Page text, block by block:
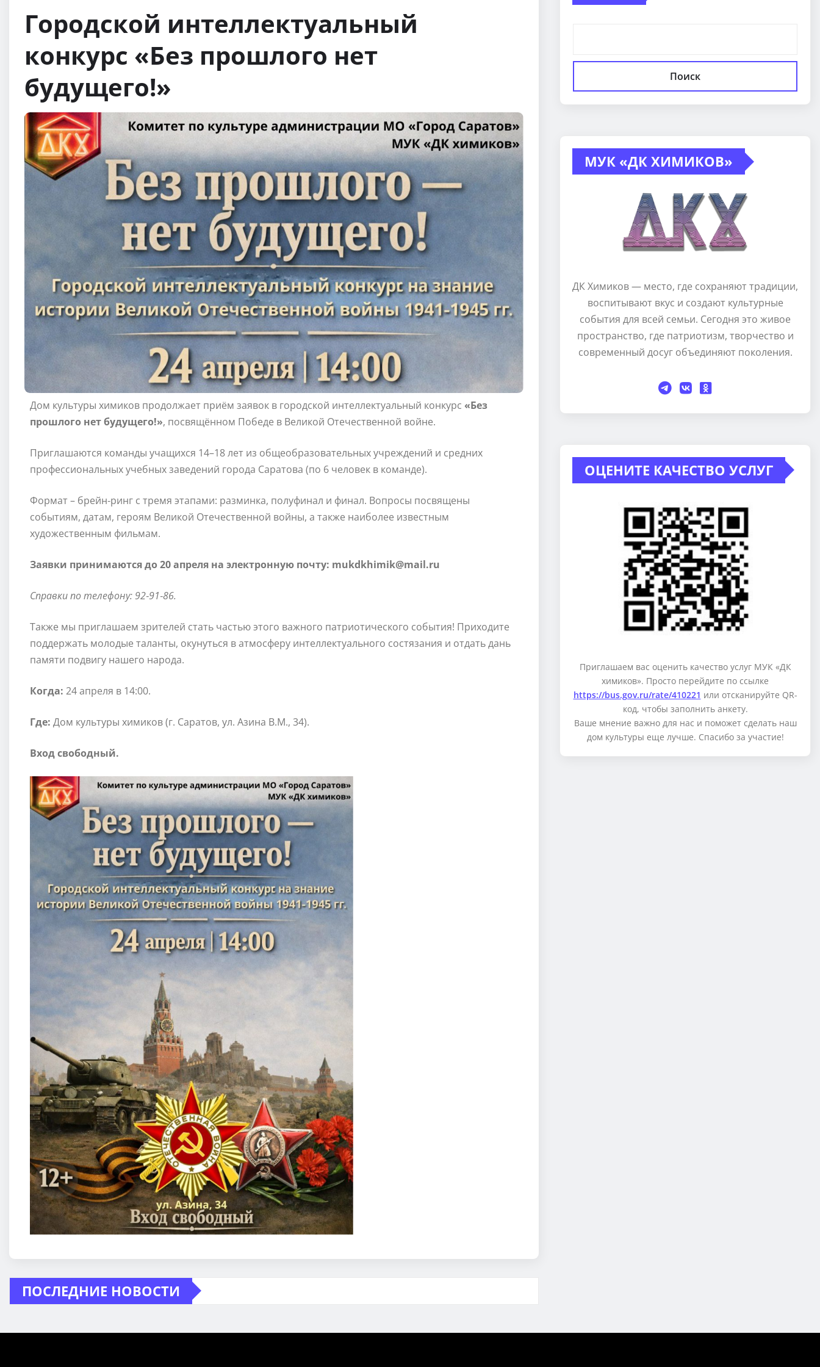
Городской интеллектуальный
конкурс «Без прошлого нет
будущего!»
Дом культуры химиков продолжает приём заявок в городской интеллектуальный конкурс «Без
прошлого нет будущего!», посвящённом Победе в Великой Отечественной войне.
Приглашаются команды учащихся 14–18 лет из общеобразовательных учреждений и средних
профессиональных учебных заведений города Саратова (по 6 человек в команде).
Формат – брейн‑ринг с тремя этапами: разминка, полуфинал и финал. Вопросы посвящены
событиям, датам, героям Великой Отечественной войны, а также наиболее известным
художественным фильмам.
Заявки принимаются до 20 апреля на электронную почту: mukdkhimik@mail.ru
Справки по телефону: 92‑91‑86.
Также мы приглашаем зрителей стать частью этого важного патриотического события! Приходите
поддержать молодые таланты, окунуться в атмосферу интеллектуального состязания и отдать дань
памяти подвигу нашего народа.
Когда: 24 апреля в 14:00.
Где: Дом культуры химиков (г. Саратов, ул. Азина В.М., 34).
Вход свободный.
ПОСЛЕДНИЕ НОВОСТИ
Поиск
МУК «ДК ХИМИКОВ»
ДК Химиков — место, где сохраняют традиции,
воспитывают вкус и создают культурные
события для всей семьи. Сегодня это живое
пространство, где патриотизм, творчество и
современный досуг объединяют поколения.
ОЦЕНИТЕ КАЧЕСТВО УСЛУГ
Приглашаем вас оценить качество услуг МУК «ДК
химиков». Просто перейдите по ссылке
https://bus.gov.ru/rate/410221 или отсканируйте QR-
код, чтобы заполнить анкету.
Ваше мнение важно для нас и поможет сделать наш
дом культуры еще лучше. Спасибо за участие!